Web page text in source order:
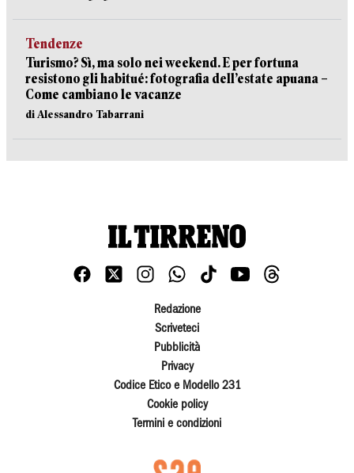
Tendenze
Turismo? Sì, ma solo nei weekend. E per fortuna
resistono gli habitué: fotografia dell’estate apuana –
Come cambiano le vacanze
di Alessandro Tabarrani
Redazione
Scriveteci
Pubblicità
Privacy
Codice Etico e Modello 231
Cookie policy
Termini e condizioni